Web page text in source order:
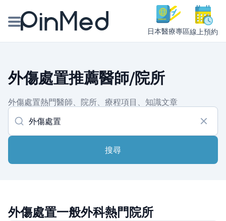
日本醫療專區線上預約
醫師專欄專訪
健康主題館
我是醫療人員
外傷處置推薦醫師/院所
外傷處置熱門醫師、院所、療程項目、知識文章
搜尋
外傷處置一般外科熱門院所